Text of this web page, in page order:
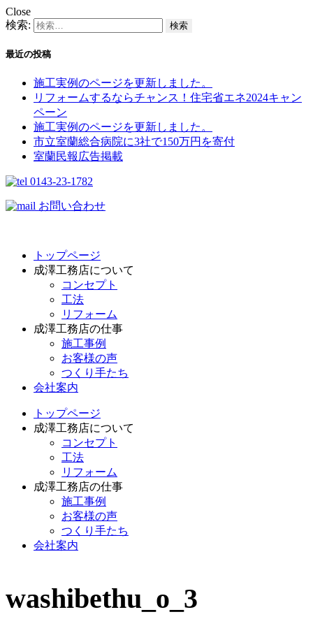
Close
検索:
最近の投稿
施工実例のページを更新しました。
リフォームするならチャンス！住宅省エネ2024キャン
ペーン​
施工実例のページを更新しました。
市立室蘭総合病院に3社で150万円を寄付
室蘭民報広告掲載
0143-23-1782
お問い合わせ
トップページ
成澤工務店について
コンセプト
工法
リフォーム
成澤工務店の仕事
施工事例
お客様の声
つくり手たち
会社案内
トップページ
成澤工務店について
コンセプト
工法
リフォーム
成澤工務店の仕事
施工事例
お客様の声
つくり手たち
会社案内
washibethu_o_3